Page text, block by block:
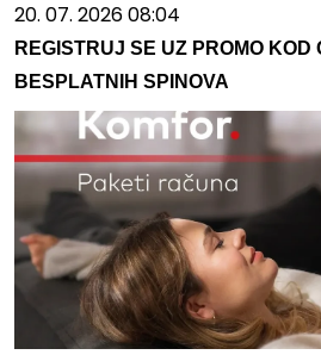
20. 07. 2026 08:04
REGISTRUJ SE UZ PROMO
BESPLATNIH SPINOVA